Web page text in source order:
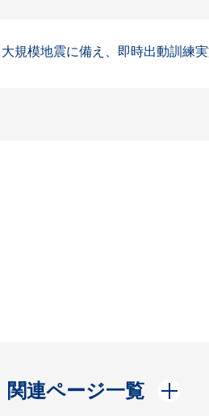
規模地震に備え、即時出動訓練実
関連ページ一覧
開く